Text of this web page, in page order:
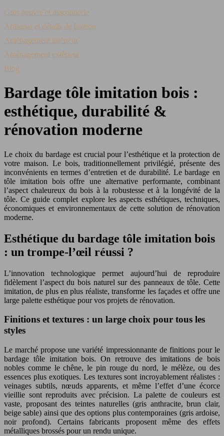
Gros oeuvre et maçonnerie
Artisanat et détails de finition
Aménagement intérieur
Aménagement extérieur
Blog
Bardage tôle imitation bois :
esthétique, durabilité &
rénovation moderne
Le choix du bardage est crucial pour l’esthétique et la protection de
votre maison. Le bois, traditionnellement privilégié, présente des
inconvénients en termes d’entretien et de durabilité. Le bardage en
tôle imitation bois offre une alternative performante, combinant
l’aspect chaleureux du bois à la robustesse et à la longévité de la
tôle. Ce guide complet explore les aspects esthétiques, techniques,
économiques et environnementaux de cette solution de rénovation
moderne.
Esthétique du bardage tôle imitation bois
: un trompe-l’œil réussi ?
L’innovation technologique permet aujourd’hui de reproduire
fidèlement l’aspect du bois naturel sur des panneaux de tôle. Cette
imitation, de plus en plus réaliste, transforme les façades et offre une
large palette esthétique pour vos projets de rénovation.
Finitions et textures : un large choix pour tous les
styles
Le marché propose une variété impressionnante de finitions pour le
bardage tôle imitation bois. On retrouve des imitations de bois
nobles comme le chêne, le pin rouge du nord, le mélèze, ou des
essences plus exotiques. Les textures sont incroyablement réalistes :
veinages subtils, nœuds apparents, et même l’effet d’une écorce
vieillie sont reproduits avec précision. La palette de couleurs est
vaste, proposant des teintes naturelles (gris anthracite, brun clair,
beige sable) ainsi que des options plus contemporaines (gris ardoise,
noir profond). Certains fabricants proposent même des effets
métalliques brossés pour un rendu unique.